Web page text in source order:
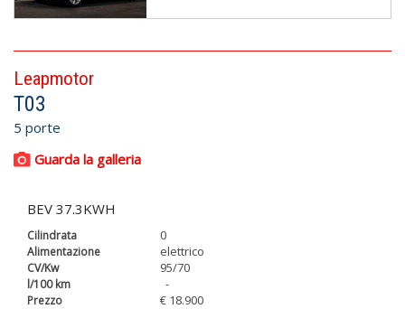
Leapmotor
T03
5 porte
Guarda la galleria
BEV 37.3KWH
0
elettrico
95/70
-
€ 18.900